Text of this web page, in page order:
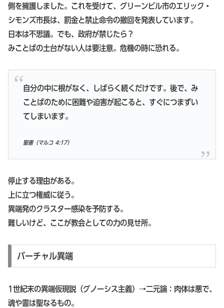
側を擁護しました。これを受けて、グリーンビル市のエリック・
シモンズ市長は、罰金と禁止命令の撤回を発表しています。
日本は不思議。でも、政府が禁じたら？
みことばの土台がない人は要注意。危機の時に恐れる。
自分の中に根がなく、しばらく続くだけです。後で、み
ことばのために困難や迫害が起こると、すぐにつまずい
てしまいます。
聖書（マルコ 4:17）
停止する理由がある。
上に立つ権威に従う。
異端発のクラスター感染を予防する。
難しいけど、ここが教会としての力の見せ所。
バーチャル異端
1世紀末の異端仮現説（グノーシス主義）→二元論：肉体は悪で、
魂や霊は聖なるもの。